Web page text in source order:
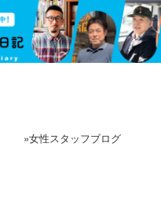
»女性スタッフブログ